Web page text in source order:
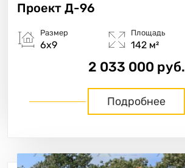
Проект Д-96
Размер
6х9
Площадь
142 м²
2 033 000 руб.
Подробнее